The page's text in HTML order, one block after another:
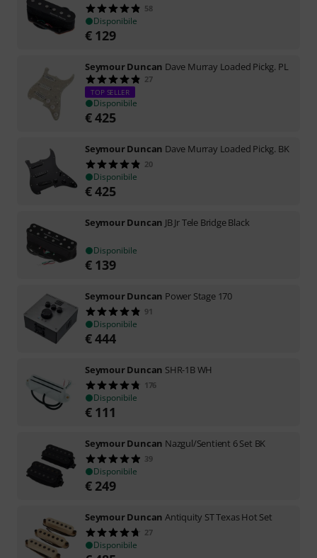
58
Disponibile
€ 129
Seymour Duncan Dave Murray Loaded Pickg. PL
27
TOP SELLER
Disponibile
€425
Seymour Duncan Dave Murray Loaded Pickg. BK
20
Disponibile
€425
Seymour Duncan JB Jr Tele Bridge Black
Disponibile
€ 139
Seymour Duncan Power Stage 170
91
Disponibile
€444
Seymour Duncan SHR-1B WH
176
Disponibile
€ 111
Seymour Duncan Nazgul/Sentient 6 Set BK
39
Disponibile
€ 249
Seymour Duncan Antiquity ST Texas Hot Set
27
Disponibile